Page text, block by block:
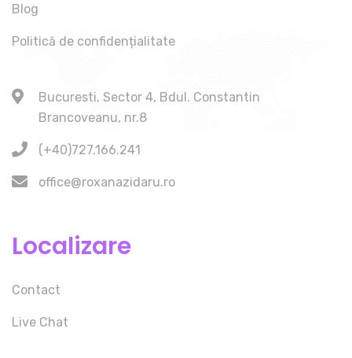
Blog
Politică de confidențialitate
Bucuresti, Sector 4, Bdul. Constantin
Brancoveanu, nr.8
(+40)727.166.241
office@roxanazidaru.ro
Localizare
Contact
Live Chat